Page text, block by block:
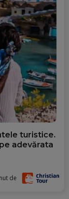
turistice.
adevărata
de